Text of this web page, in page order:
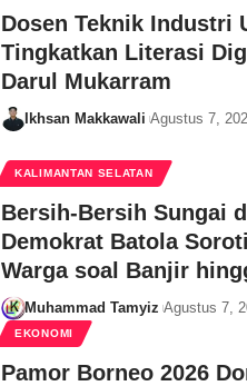
Dosen Teknik Industri
Tingkatkan Literasi
Darul Mukarram
Ikhsan Makkawali Agustus 7,
KALIMANTAN SELATAN
Bersih-Bersih Sungai
Demokrat Batola
Warga soal Banjir
Muhammad Tamyiz Agustus 7,
EKONOMI
Pamor Borneo 2026